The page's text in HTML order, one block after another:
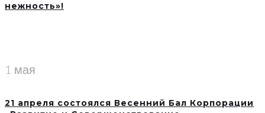
нежность»!
1 мая
21 апреля состоялся Весенний Бал Корпорации